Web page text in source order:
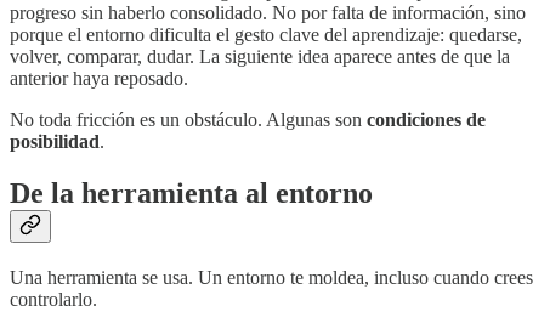
progreso sin haberlo consolidado. No por falta de información, sino
porque el entorno dificulta el gesto clave del aprendizaje: quedarse,
volver, comparar, dudar. La siguiente idea aparece antes de que la
anterior haya reposado.
No toda fricción es un obstáculo. Algunas son condiciones de
posibilidad.
De la herramienta al entorno
Una herramienta se usa. Un entorno te moldea, incluso cuando crees
controlarlo.